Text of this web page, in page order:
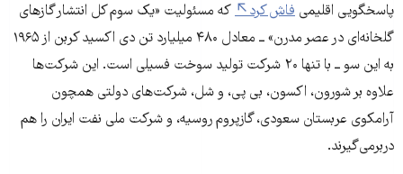
پاسخگویی اقلیمی فاش کرد
که مسئولیت «یک سوم کل انتشار گازهای
گلخانه‌ای در عصر مدرن» ــ معادل ۴۸۰ میلیارد تن دی اکسید کربن از ۱۹۶۵
به این سو ــ با تنها ۲۰ شرکت تولید سوخت فسیلی است. این شرکت‌ها
علاوه بر شورون، اکسون، بی‌ پی، و شل، شرکت‌های دولتی همچون
آرامکوی عربستان سعودی، گازپروم روسیه، و شرکت ملی نفت ایران را هم
دربرمی‌گیرند.